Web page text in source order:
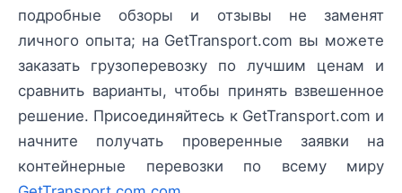
подробные обзоры и отзывы не заменят
личного опыта; на GetTransport.com вы можете
заказать грузоперевозку по лучшим ценам и
сравнить варианты, чтобы принять взвешенное
решение. Присоединяйтесь к GetTransport.com и
начните получать проверенные заявки на
контейнерные перевозки по всему миру